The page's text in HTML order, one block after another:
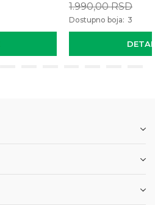
1.990,00RSD
Dostupno boja: 3